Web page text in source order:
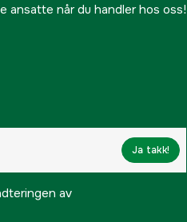
ansatte når du handler hos oss!
Ja takk!
av